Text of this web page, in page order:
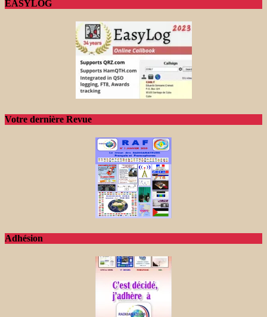
EASYLOG
Votre dernière Revue
Adhésion